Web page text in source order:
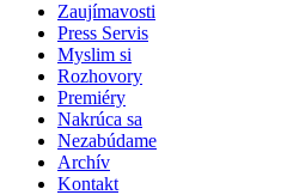
Zaujímavosti
Press Servis
Myslim si
Rozhovory
Premiéry
Nakrúca sa
Nezabúdame
Archív
Kontakt